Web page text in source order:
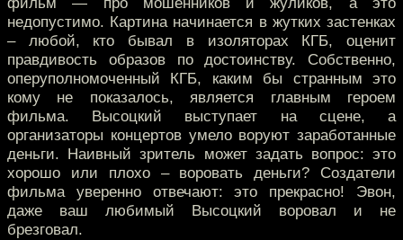
недопустимо. Картина начинается в жутких застенках
– любой, кто бывал в изоляторах КГБ, оценит
правдивость образов по достоинству. Собственно,
оперуполномоченный КГБ, каким бы странным это
кому не показалось, является главным героем
фильма. Высоцкий выступает на сцене, а
организаторы концертов умело воруют заработанные
деньги. Наивный зритель может задать вопрос: это
хорошо или плохо – воровать деньги? Создатели
фильма уверенно отвечают: это прекрасно! Эвон,
даже ваш любимый Высоцкий воровал и не
брезговал.